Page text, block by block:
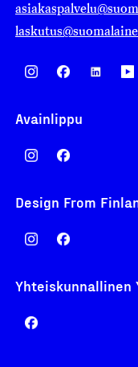
Avainlippu
Design From
Yhteiskunnallinen